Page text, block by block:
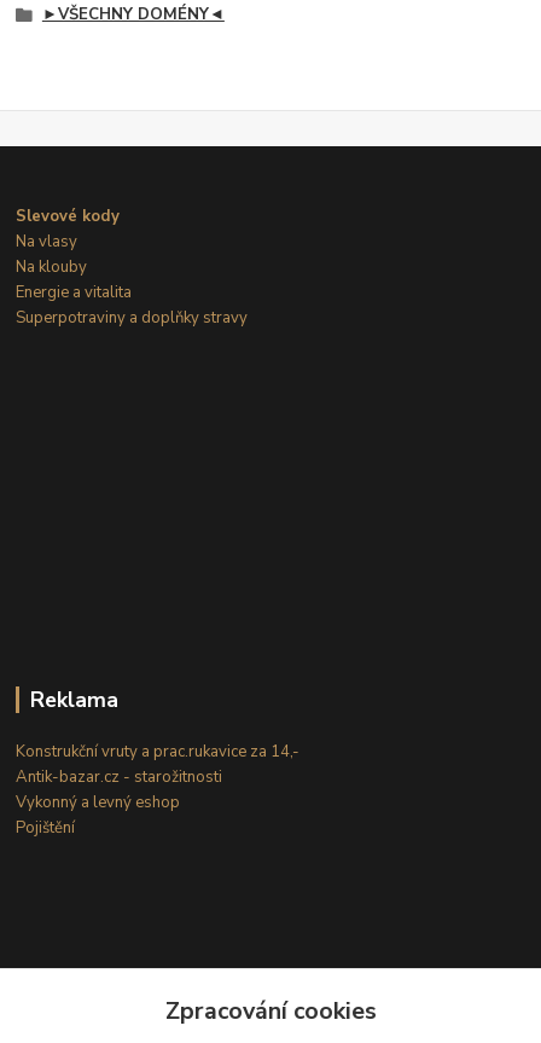
►VŠECHNY DOMÉNY◄
Slevové kody
Na vlasy
Na klouby
Energie a vitalita
Superpotraviny a doplňky stravy
Reklama
Konstrukční vruty a prac.rukavice za 14,-
Antik-bazar.cz - starožitnosti
Vykonný a levný eshop
Pojištění
Zpracování cookies